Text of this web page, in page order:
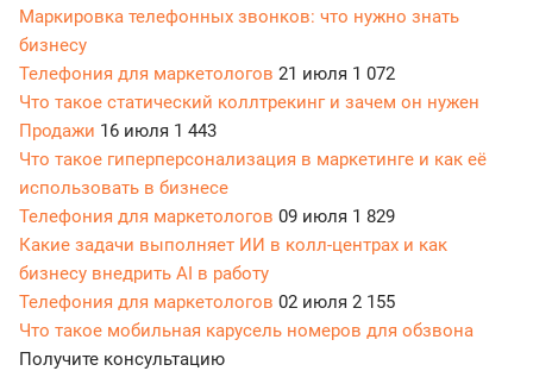
Маркировка телефонных звонков: что нужно знать
бизнесу
Телефония для маркетологов 21 июля 1 072
Что такое статический коллтрекинг и зачем он нужен
Продажи 16 июля 1 443
Что такое гиперперсонализация в маркетинге и как её
использовать в бизнесе
Телефония для маркетологов 09 июля 1 829
Какие задачи выполняет ИИ в колл-центрах и как
бизнесу внедрить AI в работу
Телефония для маркетологов 02 июля 2 155
Что такое мобильная карусель номеров для обзвона
Получите консультацию